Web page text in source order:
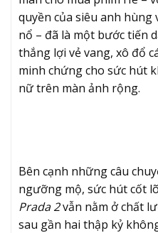
quyền của siêu anh
nổ – đã là một bước tiến
thắng lợi vẻ vang, xô đổ
minh chứng cho sức hút
nữ trên màn ảnh rộng.
Bên cạnh những câu
ngưỡng mộ, sức hút cốt
Prada 2vẫn nằm ở chất
sau gần hai thập kỷ